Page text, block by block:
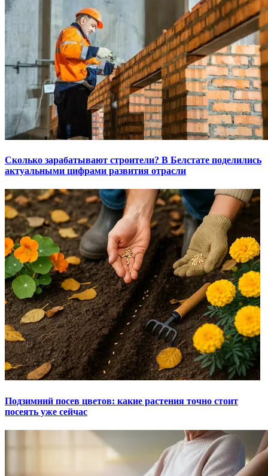
Сколько зарабатывают строители? В Белстате поделились
актуальными цифрами развития отрасли
Подзимний посев цветов: какие растения точно стоит
посеять уже сейчас